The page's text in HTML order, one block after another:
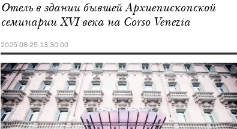
Отель в здании бывшей Архиепископской
семинарии XVI века на Corso Venezia
2025-06-25 13:30:00